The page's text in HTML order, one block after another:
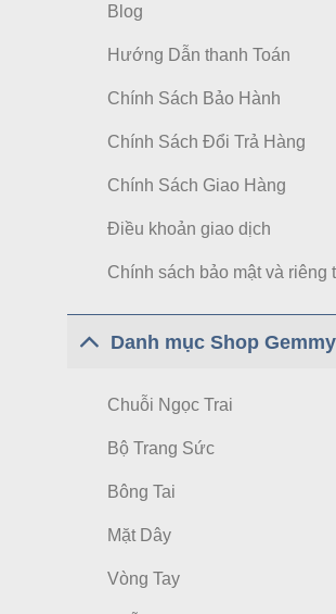
Blog
Hướng Dẫn thanh Toán
Chính Sách Bảo Hành
Chính Sách Đổi Trả Hàng
Chính Sách Giao Hàng
Điều khoản giao dịch
Chính sách bảo mật và riêng
Danh mục Shop Gemmy
Chuỗi Ngọc Trai
Bộ Trang Sức
Bông Tai
Mặt Dây
Vòng Tay